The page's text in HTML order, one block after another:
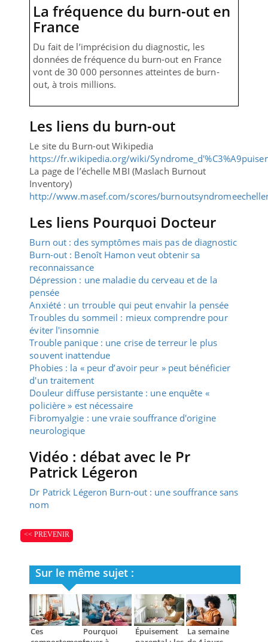
La fréquence du burn-out en
France
Du fait de l’imprécision du diagnostic, les
données de fréquence du burn-out en France
vont de 30 000 personnes atteintes de burn-
out, à trois millions.
Les liens du burn-out
Le site du Burn-out Wikipedia
https://fr.wikipedia.org/wiki/
La page de l’échelle MBI (Maslach Burnout
Inventory)
http://www.masef.com/scores/
Les liens Pourquoi Docteur
Burn out : des symptômes mais pas de diagnostic
Burn-out : Benoît Hamon veut obtenir sa
reconnaissance
Dépression : une maladie du cerveau et de la
pensée
Anxiété : un trrouble qui peut envahir la pensée
Troubles du sommeil : mieux comprendre pour
éviter l'insomnie
Trouble panique : une crise de terreur le plus
souvent inattendue
Phobies : la « peur d’avoir peur » peut bénéficier
d'un traitement
Douleur diffuse persistante : une enquête «
policière » est nécessaire
Fibromyalgie : une vraie souffrance d'origine
neurologique
Vidéo : débat avec le Pr
Patrick Légeron
Dr Patrick Légeron Burn-out : une souffrance sans
nom
<< PREVENIR
Sur le même sujet :
Ces
Pourquoi
Épuisement
La semaine